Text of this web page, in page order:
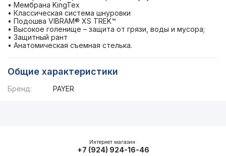
• Мембрана KingTex
• Классическая система шнуровки
• Подошва VIBRAM® XS TREK™
• Высокое голенище – защита от грязи, воды и мусора;
• Защитный рант
• Анатомическая съемная стелька.
Общие характеристики
Бренд: PAYER
Интернет магазин:
+7 (924) 924-16-46